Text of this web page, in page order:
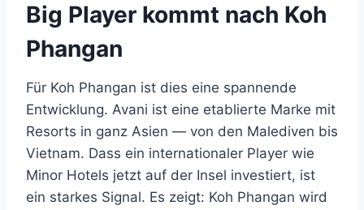
Big Player kommt nach Koh
Phangan
Für Koh Phangan ist dies eine spannende
Entwicklung. Avani ist eine etablierte Marke mit
Resorts in ganz Asien — von den Malediven bis
Vietnam. Dass ein internationaler Player wie
Minor Hotels jetzt auf der Insel investiert, ist
ein starkes Signal. Es zeigt: Koh Phangan wird